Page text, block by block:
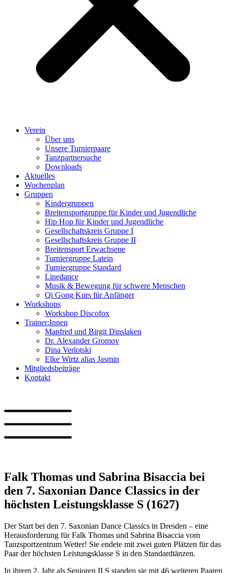
Verein
Über uns
Unsere Turnierpaare
Tanzpartnersuche
Downloads
Aktuelles
Wochenplan
Gruppen
Kindergruppen
Breitensportgruppe für Kinder und Jugendliche
Hip Hop für Kinder und Jugendliche​
Gesellschaftskreis Gruppe I
Gesellschaftskreis Gruppe II
Breitensport Erwachsene
Turniergruppe Latein
Turniergruppe Standard
Linedance
Musik & Bewegung für schwere Menschen​
Qi Gong Kurs für Anfänger
Workshops
Workshop Discofox
Trainer:Innen
Manfred und Birgit Dinslaken
Dr. Alexander Gromov
Dina Verlotski
Elke Wirtz alias Jasmin
Mitgliedsbeiträge
Kontakt
Falk Thomas und Sabrina Bisaccia bei
den 7. Saxonian Dance Classics in der
höchsten Leistungsklasse S (1627)
Der Start bei den 7. Saxonian Dance Classics in Dresden – eine
Herausforderung für Falk Thomas und Sabrina Bisaccia vom
Tanzsportzentrum Wetter! Sie endete mit zwei guten Plätzen für das
Paar der höchsten Leistungsklasse S in den Standardtänzen.
In ihrem 2. Jahr als Senioren II S standen sie mit 46 weiteren Paaren